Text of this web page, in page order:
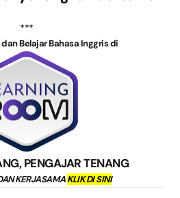
***
Belajar Bahasa Inggris di
PENGAJAR TENANG
KERJASAMAKLIK DI SINI